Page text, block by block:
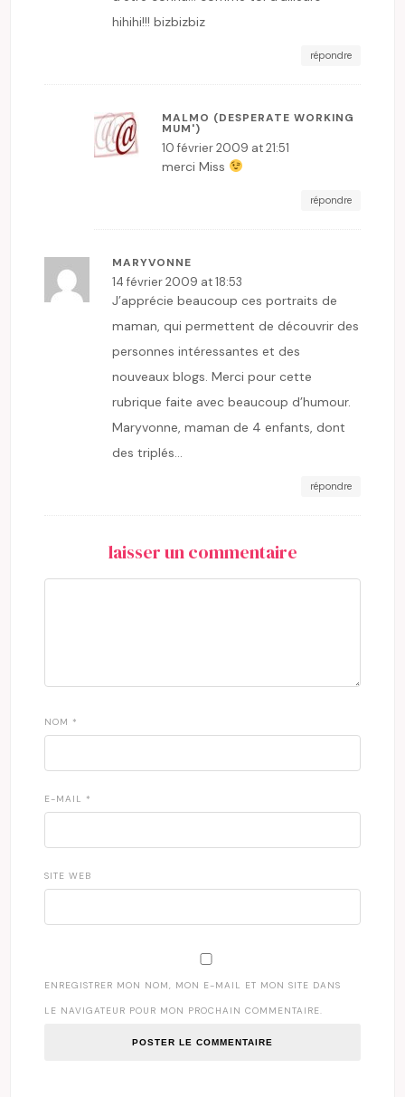
hihihi!!! bizbizbiz
répondre
MALMO (DESPERATE WORKING
MUM')
10 février 2009 at 21:51
merci Miss
répondre
MARYVONNE
14 février 2009 at 18:53
J’apprécie beaucoup ces portraits de
maman, qui permettent de découvrir des
personnes intéressantes et des
nouveaux blogs. Merci pour cette
rubrique faite avec beaucoup d’humour.
Maryvonne, maman de 4 enfants, dont
des triplés…
répondre
laisser un commentaire
NOM *
E-MAIL *
SITE WEB
ENREGISTRER MON NOM, MON E-MAIL ET MON SITE DANS
LE NAVIGATEUR POUR MON PROCHAIN COMMENTAIRE.